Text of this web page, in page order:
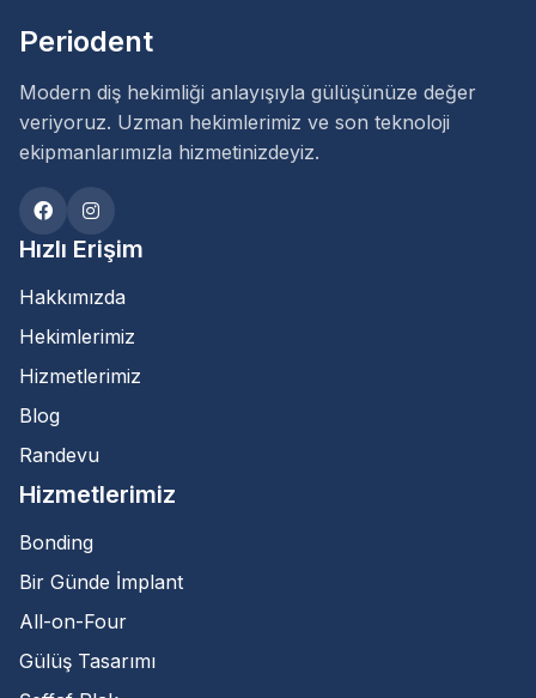
Periodent
Modern diş hekimliği anlayışıyla gülüşünüze değer
veriyoruz. Uzman hekimlerimiz ve son teknoloji
ekipmanlarımızla hizmetinizdeyiz.
Hızlı Erişim
Hakkımızda
Hekimlerimiz
Hizmetlerimiz
Blog
Randevu
Hizmetlerimiz
Bonding
Bir Günde İmplant
All-on-Four
Gülüş Tasarımı